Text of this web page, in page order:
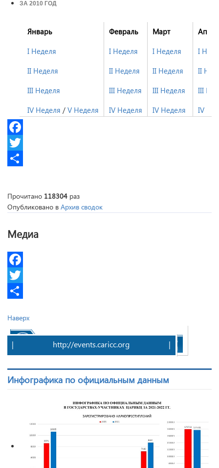
ЗА 2010 ГОД
Январь
I Неделя
II Неделя
III Неделя
IV Неделя / V Неделя
Февраль
I Неделя
II Неделя
III Неделя
IV Неделя
Март
I Неделя
II Неделя
III Неделя
IV Неделя
I
II
III
IV
Facebook
Twitter
Прочитано 118304 раз
Опубликовано в Архив сводок
Медиа
Facebook
Twitter
Наверх
| http://events.caricc.org |
Инфографика по официальным данным